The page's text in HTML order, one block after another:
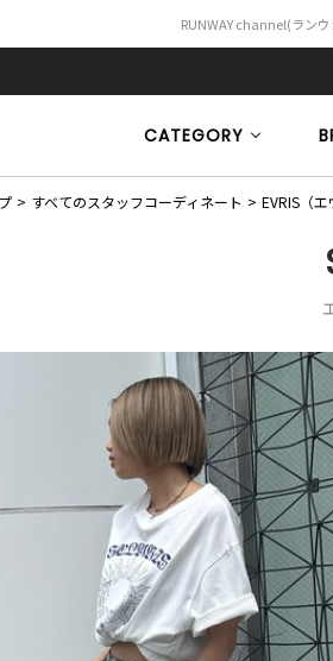
RUNWAY channel(ラン
CATEGORY
すべてのスタッフコーディネート EVRIS（